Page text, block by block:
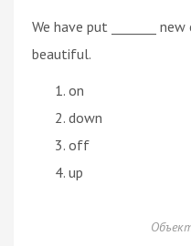
We have put _______
beautiful.
on
down
off
up